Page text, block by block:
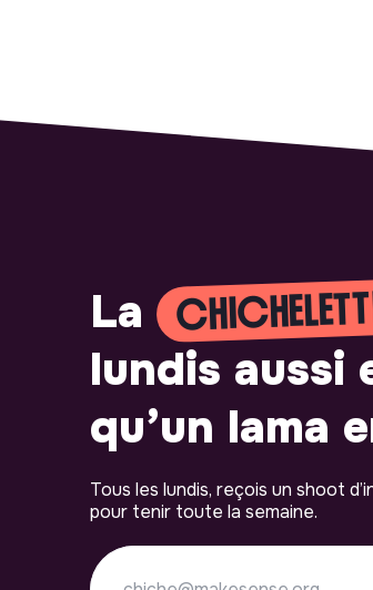
La
lundis aussi
qu’un lama
Tous les lundis, reçois un shoot
pour tenir toute la semaine.